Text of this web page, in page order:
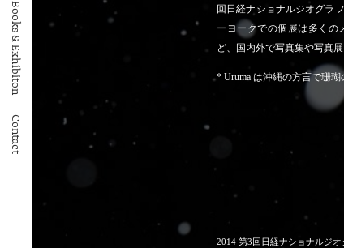
Books & Exhibiton
Contact
回日経ナショナルジオグラ
ーヨークでの個展は多くの
ど、国内外で写真集や写真
* Uruma は沖縄の方言で珊
2014 第3回日経ナショナルジ